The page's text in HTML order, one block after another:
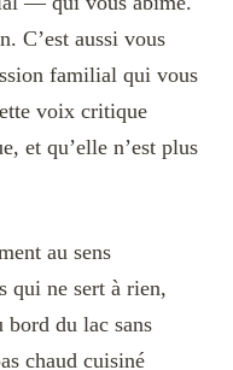
C’est aussi vous
familial qui vous
voix critique
et qu’elle n’est plus
au sens
qui ne sert à rien,
bord du lac sans
chaud cuisiné